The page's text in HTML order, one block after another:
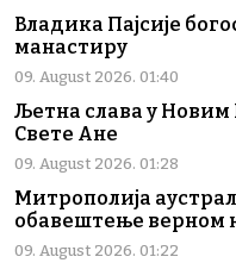
Владика Пајсије
манастиру
09. August 2026. 01:40
Љетна слава у
Свете Ане
09. August 2026. 01:28
Митрополија
обавештење верном
09. August 2026. 01:22